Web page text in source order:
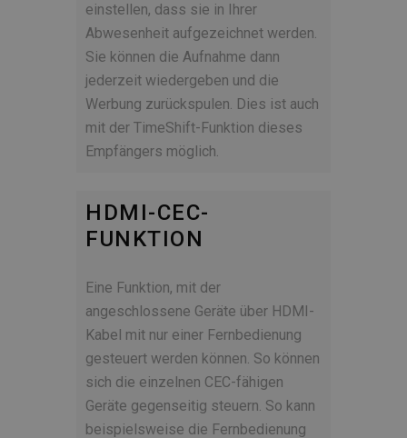
einstellen, dass sie in Ihrer
Abwesenheit aufgezeichnet werden.
Sie können die Aufnahme dann
jederzeit wiedergeben und die
Werbung zurückspulen. Dies ist auch
mit der TimeShift-Funktion dieses
Empfängers möglich.
HDMI-CEC-
FUNKTION
Eine Funktion, mit der
angeschlossene Geräte über HDMI-
Kabel mit nur einer Fernbedienung
gesteuert werden können. So können
sich die einzelnen CEC-fähigen
Geräte gegenseitig steuern. So kann
beispielsweise die Fernbedienung